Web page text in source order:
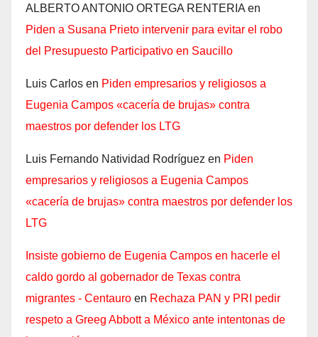
ALBERTO ANTONIO ORTEGA RENTERIA en
Piden a Susana Prieto intervenir para evitar el robo
del Presupuesto Participativo en Saucillo
Luis Carlos en Piden empresarios y religiosos a
Eugenia Campos «cacería de brujas» contra
maestros por defender los LTG
Luis Fernando Natividad Rodríguez en Piden
empresarios y religiosos a Eugenia Campos
«cacería de brujas» contra maestros por defender los
LTG
Insiste gobierno de Eugenia Campos en hacerle el
caldo gordo al gobernador de Texas contra
migrantes - Centauro en Rechaza PAN y PRI pedir
respeto a Greeg Abbott a México ante intentonas de